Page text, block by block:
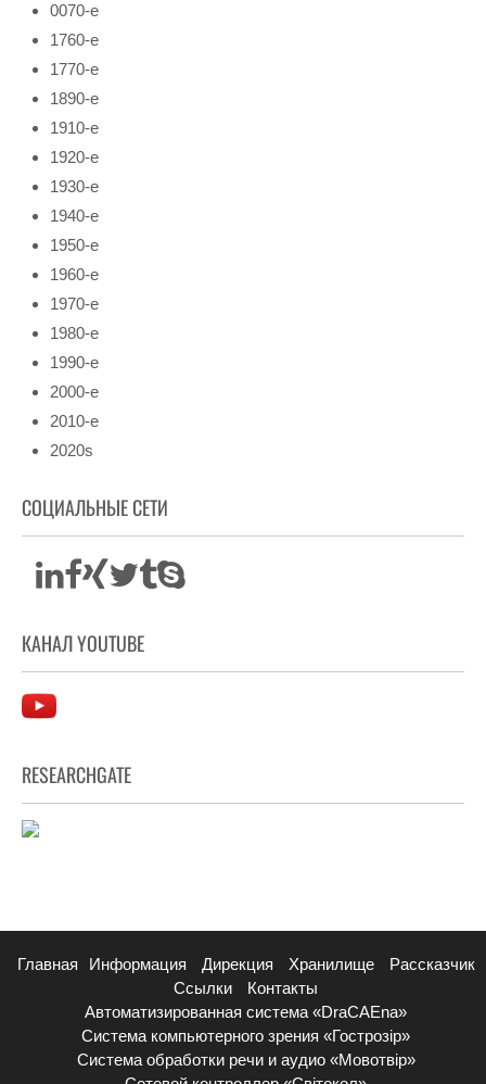
0070-е
1760-е
1770-е
1890-е
1910-е
1920-е
1930-е
1940-е
1950-е
1960-е
1970-е
1980-е
1990-е
2000-е
2010-е
2020s
СОЦИАЛЬНЫЕ СЕТИ
КАНАЛ YOUTUBE
RESEARCHGATE
Главная Информация Дирекция Хранилище
Рассказчик
Ссылки
Контакты
Автоматизированная система «DraCAEna»
Система компьютерного зрения «Гострозір»
Система обработки речи и аудио «Мовотвір»